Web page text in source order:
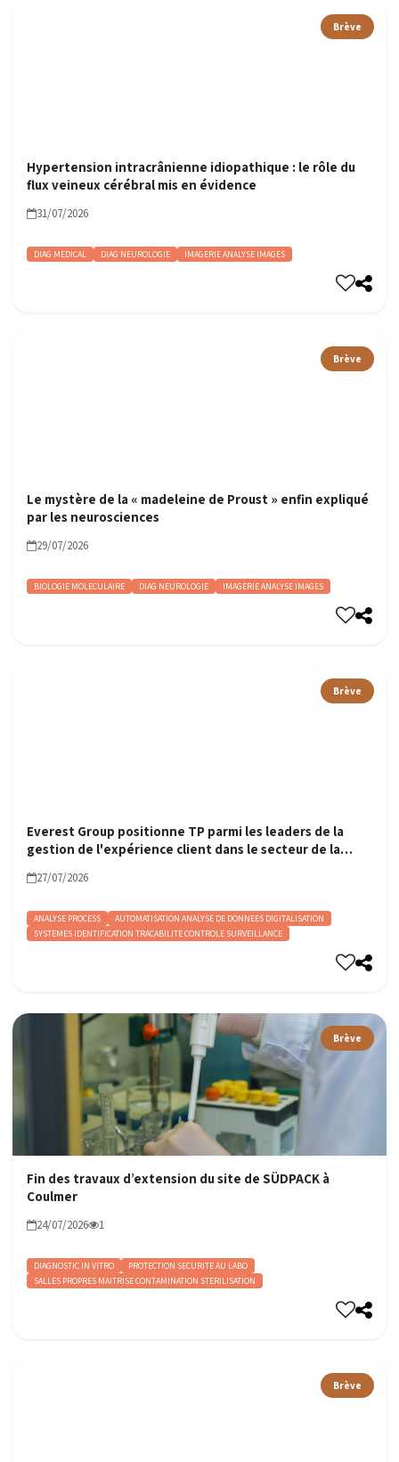
Brève
Hypertension intracrânienne idiopathique : le rôle du
flux veineux cérébral mis en évidence
31/07/2026
DIAG MEDICAL DIAG NEUROLOGIE IMAGERIE ANALYSE IMAGES
Brève
Le mystère de la « madeleine de Proust » enfin expliqué
par les neurosciences
29/07/2026
BIOLOGIE MOLECULAIRE DIAG NEUROLOGIE IMAGERIE ANALYSE IMAGES
Brève
Everest Group positionne TP parmi les leaders de la
gestion de l'expérience client dans le secteur de la
27/07/2026
ANALYSE PROCESS
AUTOMATISATION ANALYSE DE DONNEES DIGITALISATION
SYSTEMES IDENTIFICATION TRACABILITE CONTROLE SURVEILLANCE
Brève
Fin des travaux d’extension du site de SÜDPACK à
Coulmer
24/07/2026 1
DIAGNOSTIC IN VITRO
PROTECTION SECURITE AU LABO
SALLES PROPRES MAITRISE CONTAMINATION STERILISATION
Brève